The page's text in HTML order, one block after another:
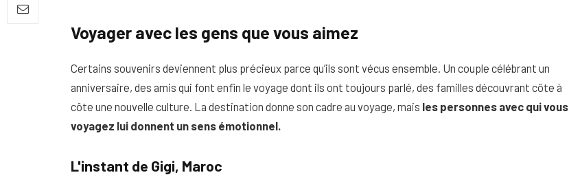
Voyager avec les gens que vous aimez
Certains souvenirs deviennent plus précieux parce qu’ils sont vécus ensemble. Un couple célébrant un
anniversaire, des amis qui font enfin le voyage dont ils ont toujours parlé, des familles découvrant côte à
côte une nouvelle culture. La destination donne son cadre au voyage, mais les personnes avec qui vous
voyagez lui donnent un sens émotionnel.
L'instant de Gigi, Maroc
Quel soin adopter pour une peau
uniforme et lumineuse
26 NOVEMBRE 2025 4 JUIN 2026